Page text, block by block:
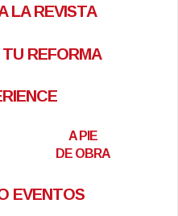
LA REVISTA
REFORMA
A PIE
DE OBRA
EVENTOS